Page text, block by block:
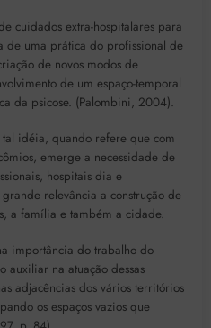
cuidados extra-hospitalares para
de uma prática do profissional de
de novos modos de
de um espaço-temporal
da psicose. (Palombini, 2004).
idéia, quando refere que com
emerge a necessidade de
hospitais dia e
relevância a construção de
a família e também a cidade.
importância do trabalho do
auxiliar na atuação dessas
adjacências dos vários territórios
os espaços vazios que